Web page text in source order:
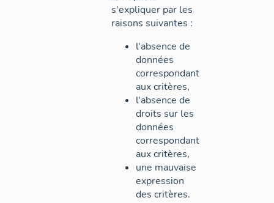
s'expliquer par les
raisons suivantes :
l'absence de
données
correspondant
aux critères,
l'absence de
droits sur les
données
correspondant
aux critères,
une mauvaise
expression
des critères.